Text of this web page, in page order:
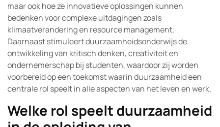
maar ook hoe ze innovatieve oplossingen kunnen
bedenken voor complexe uitdagingen zoals
klimaatverandering en resource management.
Daarnaast stimuleert duurzaamheidsonderwijs de
ontwikkeling van kritisch denken, creativiteit en
ondernemerschap bij studenten, waardoor zij worden
voorbereid op een toekomst waarin duurzaamheid een
centrale rol speelt in alle aspecten van het leven en werk.
Welke rol speelt duurzaamheid